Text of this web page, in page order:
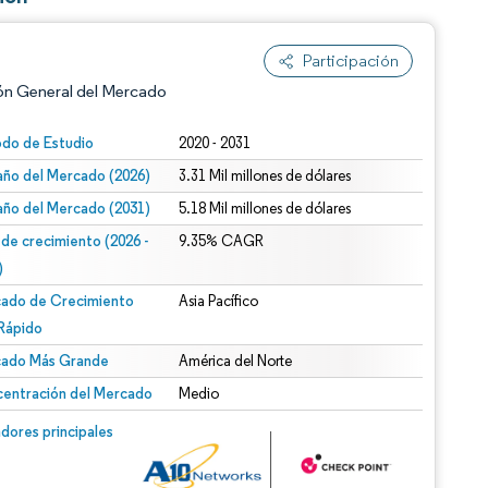
Participación
General del Mercado
de Estudio 2020 - 2031
del Mercado (2026) 3.31 Mil millones de dólares
del Mercado (2031) 5.18 Mil millones de dólares
de crecimiento (2026 -
9.35% CAGR
de Crecimiento
Asia Pacífico
Más Grande América del Norte
del Mercado Medio
principales
© Mordor Intelligence. El uso requiere atribución según CC BY 4.0.
CC BY 4.0.